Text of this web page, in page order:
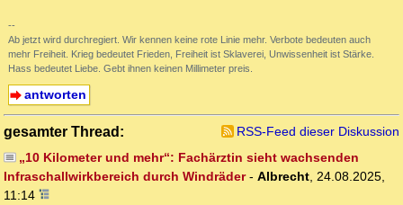
--
Ab jetzt wird durchregiert. Wir kennen keine rote Linie mehr. Verbote bedeuten auch
mehr Freiheit. Krieg bedeutet Frieden, Freiheit ist Sklaverei, Unwissenheit ist Stärke.
Hass bedeutet Liebe. Gebt ihnen keinen Millimeter preis.
antworten
gesamter Thread:
RSS-Feed dieser Diskussion
„10 Kilometer und mehr“: Fachärztin sieht wachsenden
Infraschallwirkbereich durch Windräder- Albrecht, 24.08.2025,
11:14